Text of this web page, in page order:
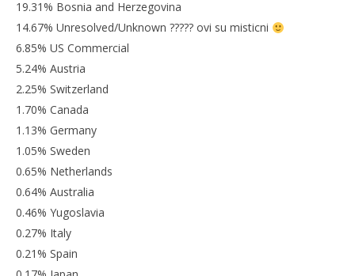
19.31% Bosnia and Herzegovina
14.67% Unresolved/Unknown ????? ovi su misticni
6.85% US Commercial
5.24% Austria
2.25% Switzerland
1.70% Canada
1.13% Germany
1.05% Sweden
0.65% Netherlands
0.64% Australia
0.46% Yugoslavia
0.27% Italy
0.21% Spain